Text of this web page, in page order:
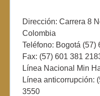
Dirección: Carrera 8
Colombia
Teléfono: Bogotá (57)
Fax: (57) 601 381
Línea Nacional Min
Línea anticorrupción:
3550